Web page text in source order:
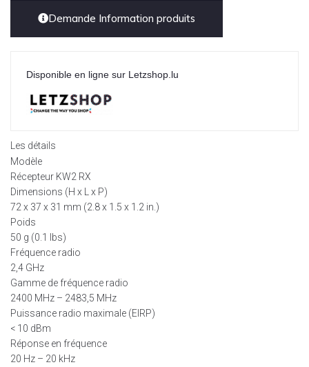
Demande Information produits
Disponible en ligne sur Letzshop.lu
Les détails
Modèle
Récepteur KW2 RX
Dimensions (H x L x P)
72 x 37 x 31 mm (2.8 x 1.5 x 1.2 in.)
Poids
50 g (0.1 lbs)
Fréquence radio
2,4 GHz
Gamme de fréquence radio
2400 MHz – 2483,5 MHz
Puissance radio maximale (EIRP)
< 10 dBm
Réponse en fréquence
20 Hz – 20 kHz